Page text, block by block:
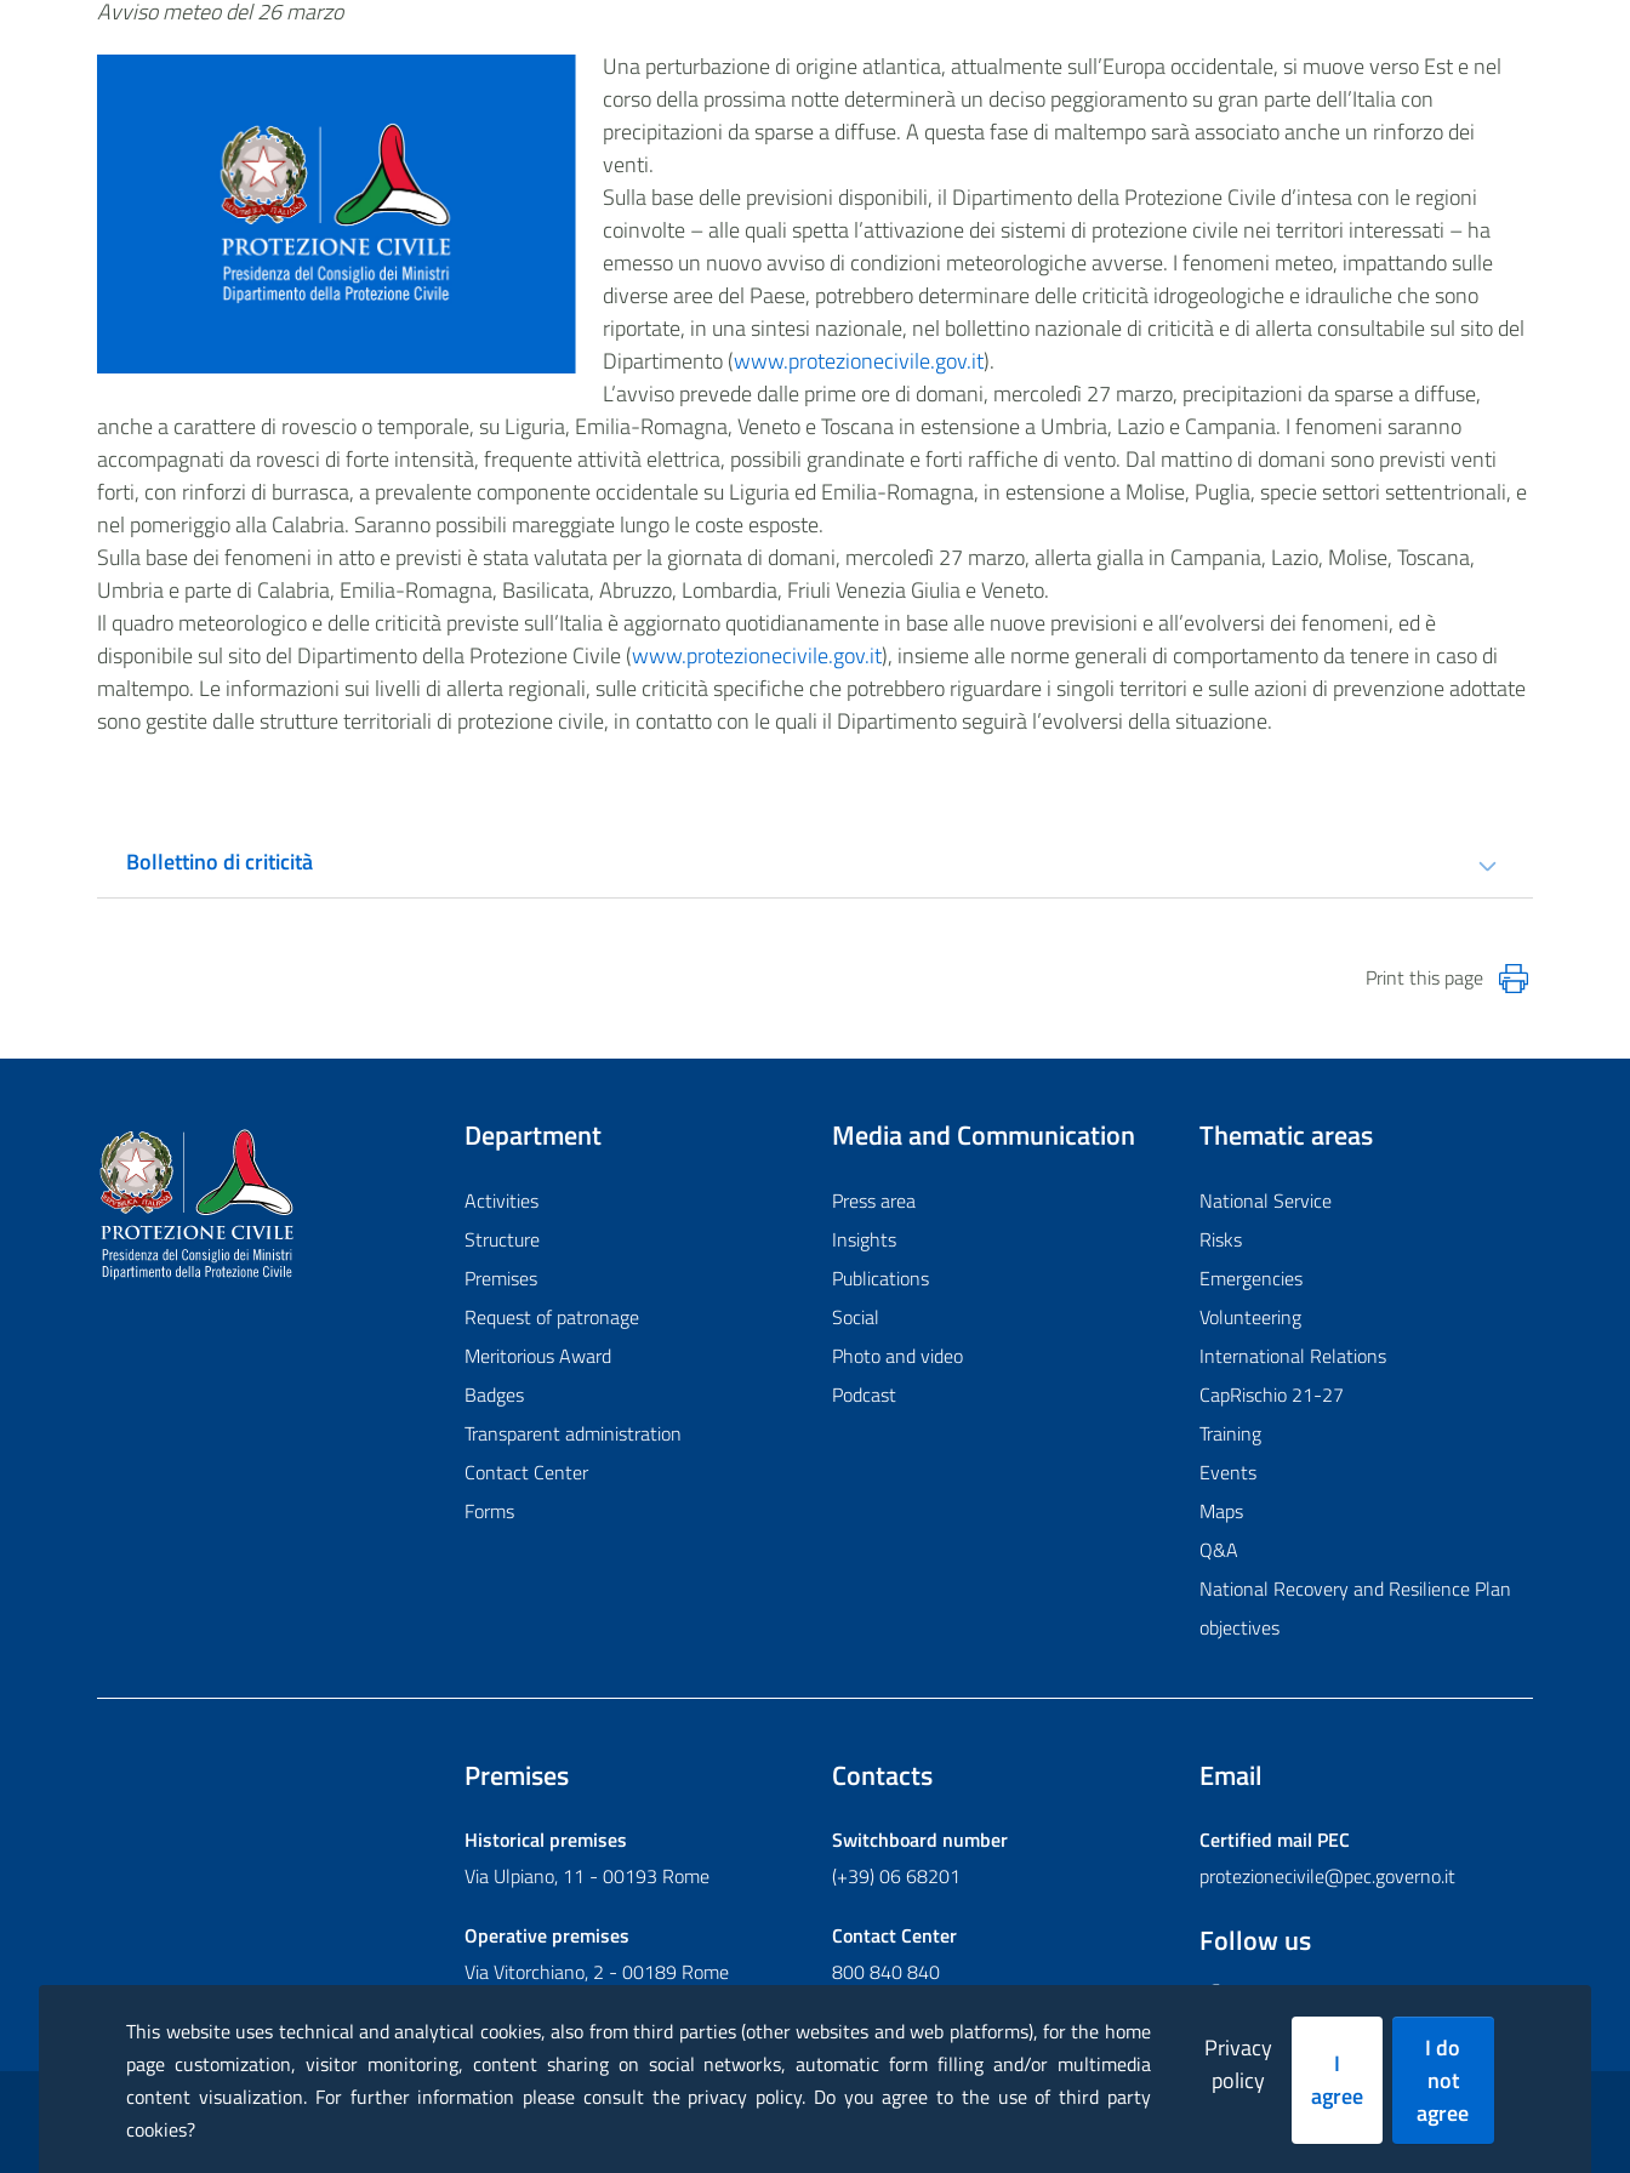
Avviso meteo del 26 marzo
Una perturbazione di origine atlantica, attualmente sull’Europa occidentale, si muove verso Est e nel
corso della prossima notte determinerà un deciso peggioramento su gran parte dell’Italia con
precipitazioni da sparse a diffuse. A questa fase di maltempo sarà associato anche un rinforzo dei
venti.
Sulla base delle previsioni disponibili, il Dipartimento della Protezione Civile d’intesa con le regioni
coinvolte – alle quali spetta l’attivazione dei sistemi di protezione civile nei territori interessati – ha
emesso un nuovo avviso di condizioni meteorologiche avverse. I fenomeni meteo, impattando sulle
diverse aree del Paese, potrebbero determinare delle criticità idrogeologiche e idrauliche che sono
riportate, in una sintesi nazionale, nel bollettino nazionale di criticità e di allerta consultabile sul sito del
Dipartimento (www.protezionecivile.gov.it).
L’avviso prevede dalle prime ore di domani, mercoledì 27 marzo, precipitazioni da sparse a diffuse,
anche a carattere di rovescio o temporale, su Liguria, Emilia-Romagna, Veneto e Toscana in estensione a Umbria, Lazio e Campania. I fenomeni saranno
accompagnati da rovesci di forte intensità, frequente attività elettrica, possibili grandinate e forti raffiche di vento. Dal mattino di domani sono previsti venti
forti, con rinforzi di burrasca, a prevalente componente occidentale su Liguria ed Emilia-Romagna, in estensione a Molise, Puglia, specie settori settentrionali, e
nel pomeriggio alla Calabria. Saranno possibili mareggiate lungo le coste esposte.
Sulla base dei fenomeni in atto e previsti è stata valutata per la giornata di domani, mercoledì 27 marzo, allerta gialla in Campania, Lazio, Molise, Toscana,
Umbria e parte di Calabria, Emilia-Romagna, Basilicata, Abruzzo, Lombardia, Friuli Venezia Giulia e Veneto.
Il quadro meteorologico e delle criticità previste sull’Italia è aggiornato quotidianamente in base alle nuove previsioni e all’evolversi dei fenomeni, ed è
disponibile sul sito del Dipartimento della Protezione Civile (www.protezionecivile.gov.it), insieme alle norme generali di comportamento da tenere in caso di
maltempo. Le informazioni sui livelli di allerta regionali, sulle criticità specifiche che potrebbero riguardare i singoli territori e sulle azioni di prevenzione adottate
sono gestite dalle strutture territoriali di protezione civile, in contatto con le quali il Dipartimento seguirà l’evolversi della situazione.
Bollettino di criticità
Print this page
Dipartimento della Protezione Civile
Department
Activities
Structure
Premises
Request of patronage
Meritorious Award
Badges
Transparent administration
Contact Center
Forms
Media and Communication
Press area
Insights
Publications
Social
Photo and video
Podcast
Thematic areas
National Service
Risks
Emergencies
Volunteering
International Relations
CapRischio 21-27
Training
Events
Maps
Q&A
National Recovery and Resilience Plan
objectives
Premises
Historical premises
Via Ulpiano, 11 - 00193 Rome
Operative premises
Via Vitorchiano, 2 - 00189 Rome
Contacts
Switchboard number
(+39) 06 68201
Contact Center
800 840 840
Email
Certified mail PEC
protezionecivile@pec.governo.it
Follow us
FacebookInstagram
TwitterYouTubeFlickr
Sezione Link Utili
RSS Glossary
This website uses technical and analytical cookies, also from third parties (other websites and web platforms), for the home
page customization, visitor monitoring, content sharing on social networks, automatic form filling and/or multimedia
content visualization. For further information please consult the privacy policy. Do you agree to the use of third party
cookies?
Privacy
policy
I
agree
I do
not
agree